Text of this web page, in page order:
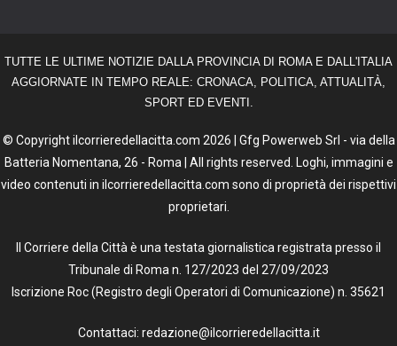
TUTTE LE ULTIME NOTIZIE DALLA PROVINCIA DI ROMA E DALL'ITALIA
AGGIORNATE IN TEMPO REALE: CRONACA, POLITICA, ATTUALITÀ,
SPORT ED EVENTI.
© Copyright ilcorrieredellacitta.com 2026 | Gfg Powerweb Srl - via della
Batteria Nomentana, 26 - Roma | All rights reserved. Loghi, immagini e
video contenuti in ilcorrieredellacitta.com sono di proprietà dei rispettivi
proprietari.
Il Corriere della Città è una testata giornalistica registrata presso il
Tribunale di Roma n. 127/2023 del 27/09/2023
Iscrizione Roc (Registro degli Operatori di Comunicazione) n. 35621
Contattaci: redazione@ilcorrieredellacitta.it